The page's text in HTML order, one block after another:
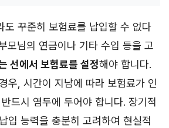
도 꾸준히 보험료를 납입할 수 없다
모님의 연금이나 기타 수입 등을 고
선에서 보험료를 설정해야 합니다.
우, 시간이 지남에 따라 보험료가 인
드시 염두에 두어야 합니다. 장기적
입 능력을 충분히 고려하여 현실적